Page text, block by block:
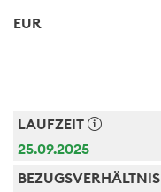
EUR
LAUFZEIT
25.09.2025
BEZUGSVERHÄLTNIS